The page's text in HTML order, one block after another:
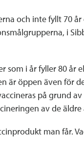
och inte fyllt 70
i
som i år fyller 80
är öppen även för
på grund
av de äldre
man får.